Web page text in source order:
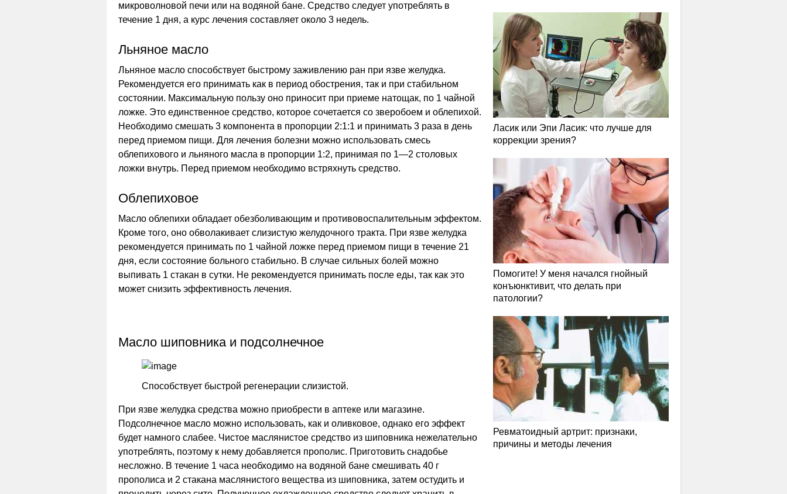
микроволновой печи или на водяной бане. Средство следует употреблять в
течение 1 дня, а курс лечения составляет около 3 недель.
Льняное масло
Льняное масло способствует быстрому заживлению ран при язве желудка.
Рекомендуется его принимать как в период обострения, так и при стабильном
состоянии. Максимальную пользу оно приносит при приеме натощак, по 1 чайной
ложке. Это единственное средство, которое сочетается со зверобоем и облепихой.
Необходимо смешать 3 компонента в пропорции 2:1:1 и принимать 3 раза в день
перед приемом пищи. Для лечения болезни можно использовать смесь
облепихового и льняного масла в пропорции 1:2, принимая по 1—2 столовых
ложки внутрь. Перед приемом необходимо встряхнуть средство.
Облепиховое
Масло облепихи обладает обезболивающим и противовоспалительным эффектом.
Кроме того, оно обволакивает слизистую желудочного тракта. При язве желудка
рекомендуется принимать по 1 чайной ложке перед приемом пищи в течение 21
дня, если состояние больного стабильно. В случае сильных болей можно
выпивать 1 стакан в сутки. Не рекомендуется принимать после еды, так как это
может снизить эффективность лечения.
Масло шиповника и подсолнечное
Способствует быстрой регенерации слизистой.
При язве желудка средства можно приобрести в аптеке или магазине.
Подсолнечное масло можно использовать, как и оливковое, однако его эффект
будет намного слабее. Чистое маслянистое средство из шиповника нежелательно
употреблять, поэтому к нему добавляется прополис. Приготовить снадобье
несложно. В течение 1 часа необходимо на водяной бане смешивать 40 г
прополиса и 2 стакана маслянистого вещества из шиповника, затем остудить и
Ласик или Эпи Ласик: что лучше для
коррекции зрения?
Помогите! У меня начался гнойный
конъюнктивит, что делать при
патологии?
Ревматоидный артрит: признаки,
причины и методы лечения